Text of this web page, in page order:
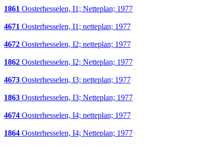
1861 Oosterhesselen, I1; Netteplan; 1977
4671 Oosterhesselen, I1; netteplan; 1977
4672 Oosterhesselen, I2; netteplan; 1977
1862 Oosterhesselen, I2; Netteplan; 1977
4673 Oosterhesselen, I3; netteplan; 1977
1863 Oosterhesselen, I3; Netteplan; 1977
4674 Oosterhesselen, I4; netteplan; 1977
1864 Oosterhesselen, I4; Netteplan; 1977